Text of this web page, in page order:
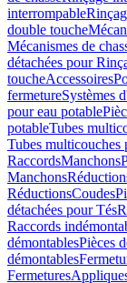
interrompable
double touche
Mécanismes de
détachées pour
toucheAccessoires
fermetureSystèmes
pour eau potable
potableTubes
Tubes multicouches
RaccordsManchons
Manchons
RéductionsCoudes
détachées pour Tés
Raccords
démontablesPièces
démontables
Fermetures